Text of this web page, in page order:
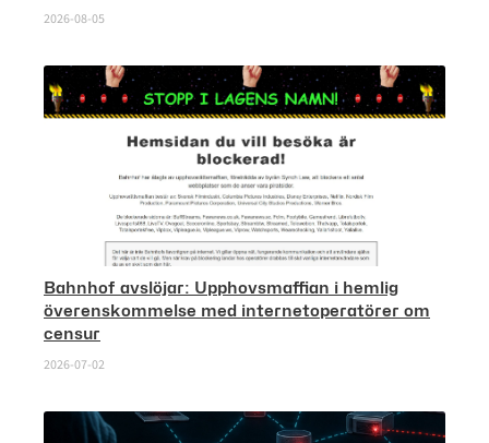
2026-08-05
Bahnhof avslöjar: Upphovsmaffian i hemlig
överenskommelse med internetoperatörer om
censur
2026-07-02